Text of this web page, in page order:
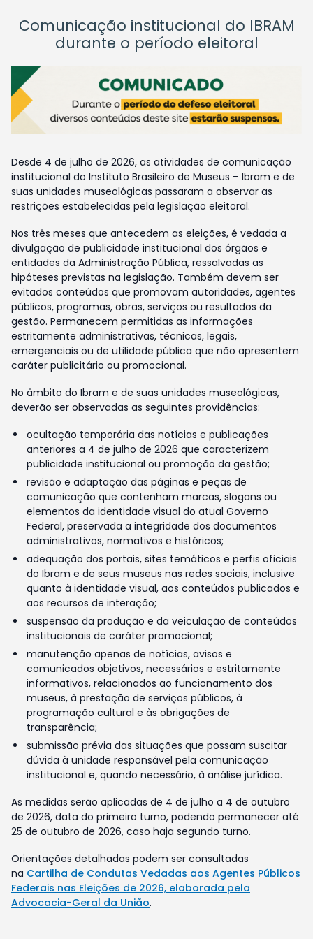
Comunicação institucional do IBRAM
durante o período eleitoral
Desde 4 de julho de 2026, as atividades de comunicação
institucional do Instituto Brasileiro de Museus – Ibram e de
suas unidades museológicas passaram a observar as
restrições estabelecidas pela legislação eleitoral.
Nos três meses que antecedem as eleições, é vedada a
divulgação de publicidade institucional dos órgãos e
entidades da Administração Pública, ressalvadas as
hipóteses previstas na legislação. Também devem ser
evitados conteúdos que promovam autoridades, agentes
públicos, programas, obras, serviços ou resultados da
gestão. Permanecem permitidas as informações
estritamente administrativas, técnicas, legais,
emergenciais ou de utilidade pública que não apresentem
caráter publicitário ou promocional.
No âmbito do Ibram e de suas unidades museológicas,
deverão ser observadas as seguintes providências:
ocultação temporária das notícias e publicações
anteriores a 4 de julho de 2026 que caracterizem
publicidade institucional ou promoção da gestão;
revisão e adaptação das páginas e peças de
comunicação que contenham marcas, slogans ou
elementos da identidade visual do atual Governo
Federal, preservada a integridade dos documentos
administrativos, normativos e históricos;
adequação dos portais, sites temáticos e perfis oficiais
do Ibram e de seus museus nas redes sociais, inclusive
quanto à identidade visual, aos conteúdos publicados e
aos recursos de interação;
suspensão da produção e da veiculação de conteúdos
institucionais de caráter promocional;
manutenção apenas de notícias, avisos e
comunicados objetivos, necessários e estritamente
informativos, relacionados ao funcionamento dos
museus, à prestação de serviços públicos, à
programação cultural e às obrigações de
transparência;
submissão prévia das situações que possam suscitar
dúvida à unidade responsável pela comunicação
institucional e, quando necessário, à análise jurídica.
As medidas serão aplicadas de 4 de julho a 4 de outubro
de 2026, data do primeiro turno, podendo permanecer até
25 de outubro de 2026, caso haja segundo turno.
Orientações detalhadas podem ser consultadas
na Cartilha de Condutas Vedadas aos Agentes Públicos
Federais nas Eleições de 2026, elaborada pela
Advocacia-Geral da União.